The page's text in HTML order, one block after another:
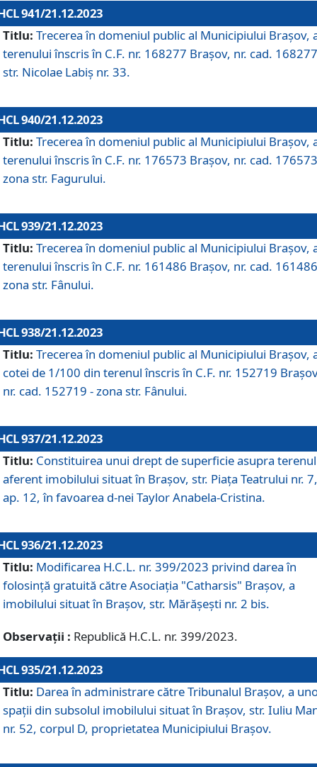
941/21.12.2023
Titlu: Trecerea în domeniul public al Municipiului Braşov,
terenului înscris în C.F. nr. 168277 Brașov, nr. cad.
str. Nicolae Labiș nr. 33.
940/21.12.2023
Titlu: Trecerea în domeniul public al Municipiului Braşov,
terenului înscris în C.F. nr. 176573 Brașov, nr. cad.
zona str. Fagurului.
939/21.12.2023
Titlu: Trecerea în domeniul public al Municipiului Braşov,
terenului înscris în C.F. nr. 161486 Brașov, nr. cad.
zona str. Fânului.
938/21.12.2023
Titlu: Trecerea în domeniul public al Municipiului Braşov,
cotei de 1/100 din terenul înscris în C.F. nr. 152719
nr. cad. 152719 - zona str. Fânului.
937/21.12.2023
Titlu: Constituirea unui drept de superficie asupra
aferent imobilului situat în Brașov, str. Piața Teatrului nr. 7,
ap. 12, în favoarea d-nei Taylor Anabela-Cristina.
936/21.12.2023
Titlu: Modificarea H.C.L. nr. 399/2023 privind darea în
folosinţă gratuită către Asociaţia "Catharsis" Brașov, a
imobilului situat în Braşov, str. Mărăşeşti nr. 2 bis.
Observații : Republică H.C.L. nr. 399/2023.
935/21.12.2023
Titlu: Darea în administrare către Tribunalul Brașov, a
spații din subsolul imobilului situat în Brașov, str. Iuliu
nr. 52, corpul D, proprietatea Municipiului Brașov.